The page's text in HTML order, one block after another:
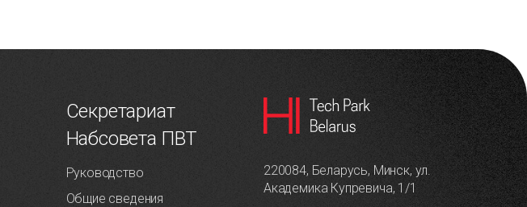
Секретариат
Набсовета ПВТ
Руководство
Общие сведения
220084, Беларусь, Минск, ул.
Академика Купревича, 1/1